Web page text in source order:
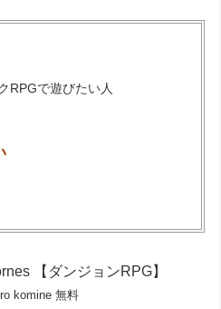
RPGで遊びたい人
【ダンジョンRPG】
komine 無料